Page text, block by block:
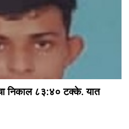
निकाल ८३:४० टक्के. यात